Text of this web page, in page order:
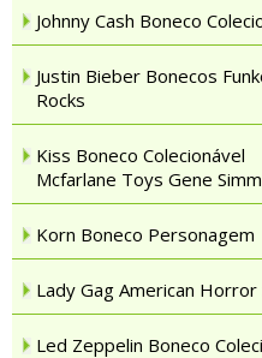
Johnny Cash Boneco
Justin Bieber Bonecos
Rocks
Kiss Boneco Colecionável
Mcfarlane Toys Gene
Korn Boneco Personagem
Lady Gag American
Led Zeppelin Boneco